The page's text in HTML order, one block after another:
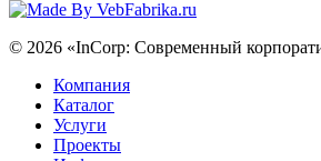
© 2026 «InCorp: Современный
Компания
Каталог
Услуги
Проекты